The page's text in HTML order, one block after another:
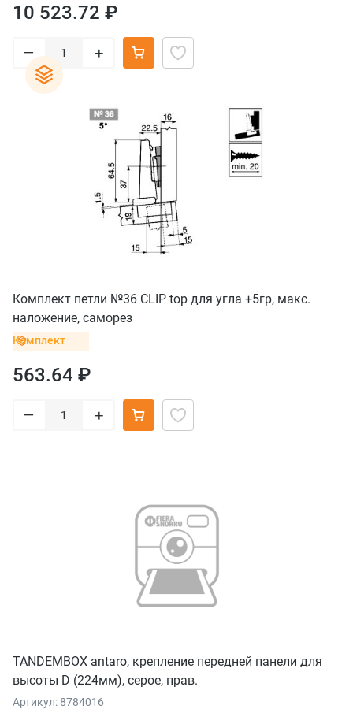
10 523.72 ₽
– +
Комплект петли №36 CLIP top для угла +5гр, макс.
наложение, саморез
Комплект
563.64 ₽
– +
TANDEMBOX antaro, крепление передней панели для
высоты D (224мм), серое, прав.
Артикул: 8784016